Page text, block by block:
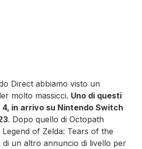
Direct abbiamo visto un
molto massicci. Uno di questi
4, in arrivo su Nintendo Switch
. Dopo quello di Octopath
of Zelda: Tears of the
di un altro annuncio di livello per